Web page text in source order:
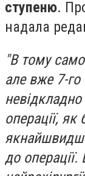
ступеню.
надала
"В тому
але вже 7-го
операції, як
до